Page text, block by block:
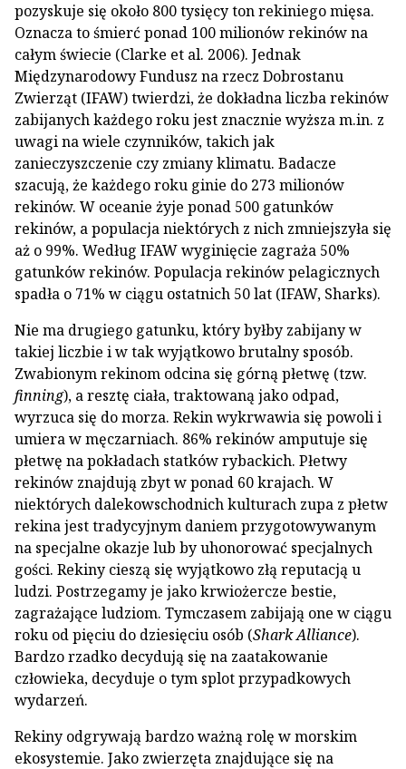
pozyskuje się około 800 tysięcy ton rekiniego mięsa.
Oznacza to śmierć ponad 100 milionów rekinów na
całym świecie (Clarke et al. 2006). Jednak
Międzynarodowy Fundusz na rzecz Dobrostanu
Zwierząt (IFAW) twierdzi, że dokładna liczba rekinów
zabijanych każdego roku jest znacznie wyższa m.in. z
uwagi na wiele czynników, takich jak
zanieczyszczenie czy zmiany klimatu. Badacze
szacują, że każdego roku ginie do 273 milionów
rekinów. W oceanie żyje ponad 500 gatunków
rekinów, a populacja niektórych z nich zmniejszyła się
aż o 99%. Według IFAW wyginięcie zagraża 50%
gatunków rekinów. Populacja rekinów pelagicznych
spadła o 71% w ciągu ostatnich 50 lat (IFAW, Sharks).
Nie ma drugiego gatunku, który byłby zabijany w
takiej liczbie i w tak wyjątkowo brutalny sposób.
Zwabionym rekinom odcina się górną płetwę (tzw.
finning), a resztę ciała, traktowaną jako odpad,
wyrzuca się do morza. Rekin wykrwawia się powoli i
umiera w męczarniach. 86% rekinów amputuje się
płetwę na pokładach statków rybackich. Płetwy
rekinów znajdują zbyt w ponad 60 krajach. W
niektórych dalekowschodnich kulturach zupa z płetw
rekina jest tradycyjnym daniem przygotowywanym
na specjalne okazje lub by uhonorować specjalnych
gości. Rekiny cieszą się wyjątkowo złą reputacją u
ludzi. Postrzegamy je jako krwiożercze bestie,
zagrażające ludziom. Tymczasem zabijają one w ciągu
roku od pięciu do dziesięciu osób (Shark Alliance).
Bardzo rzadko decydują się na zaatakowanie
człowieka, decyduje o tym splot przypadkowych
wydarzeń.
Rekiny odgrywają bardzo ważną rolę w morskim
ekosystemie. Jako zwierzęta znajdujące się na